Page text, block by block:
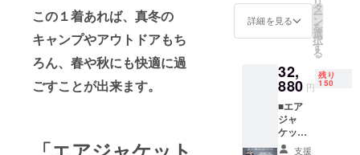
この１着あれば、真冬の
キャンプやアウトドアもち
ろん、春や秋にも快適に過
ごすことが出来ます。
質上、
以上の
予め御
理解ご
了承を
いただ
いた
上、応
援くだ
の35%
オ
フ！］
※カラー
黒の2色
になり
ます。
※価格は
消費税
込みで
す。 ※
詳細を見る
タ
ー
ン
を
選
択
す
る
32,
880 円
残り
150
■エア
ジャ
ケット
(ヒー支援